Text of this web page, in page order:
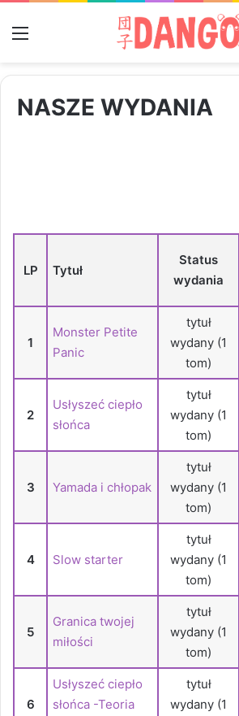
NASZE WYDANIA
LP Tytuł
Status
wydania
1
Monster Petite
Panic
tytuł
wydany (1
tom)
2
Usłyszeć ciepło
słońca
tytuł
wydany (1
tom)
3 Yamada i chłopak
tytuł
wydany (1
tom)
4 Slow starter
tytuł
wydany (1
tom)
5
Granica twojej
miłości
tytuł
wydany (1
tom)
6
Usłyszeć ciepło
słońca -Teoria
tytuł
wydany (1